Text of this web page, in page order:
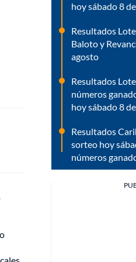
hoy sábado 8
Resultados
Baloto y
agosto
Resultados
números
hoy sábado 8
Resultados
sorteo hoy
números